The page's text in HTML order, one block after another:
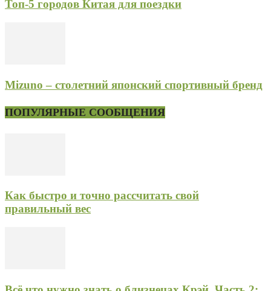
Топ-5 городов Китая для поездки
Mizuno – столетний японский спортивный бренд
ПОПУЛЯРНЫЕ СООБЩЕНИЯ
Как быстро и точно рассчитать свой
правильный вес